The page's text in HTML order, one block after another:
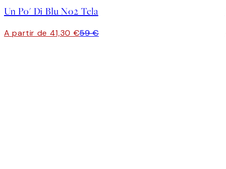
Un Po' Di Blu No2 Tela
A partir de 41,30 €59 €